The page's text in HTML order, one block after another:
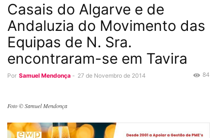
Casais do Algarve e de
Andaluzia do Movimento das
Equipas de N. Sra.
encontraram-se em Tavira
Por Samuel Mendonça - 27 de Novembro de 2014 84
Foto © Samuel Mendonça